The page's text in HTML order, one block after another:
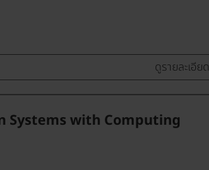
ดูรายละเอียด
Systems with Computing